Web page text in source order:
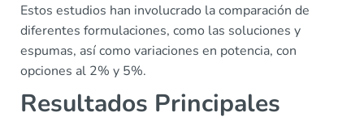
Estos estudios han involucrado la comparación de
diferentes formulaciones, como las soluciones y
espumas, así como variaciones en potencia, con
opciones al 2% y 5%.
Resultados Principales